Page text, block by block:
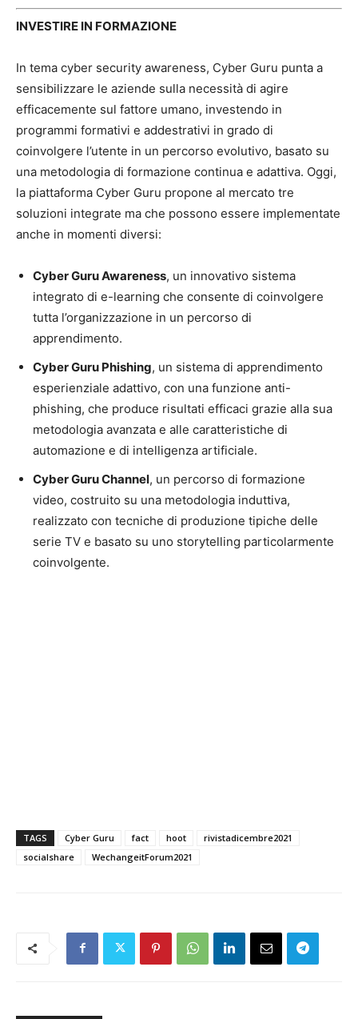
INVESTIRE IN FORMAZIONE
In tema cyber security awareness, Cyber Guru punta a
sensibilizzare le aziende sulla necessità di agire
efficacemente sul fattore umano, investendo in
programmi formativi e addestrativi in grado di
coinvolgere l’utente in un percorso evolutivo, basato su
una metodologia di formazione continua e adattiva. Oggi,
la piattaforma Cyber Guru propone al mercato tre
soluzioni integrate ma che possono essere implementate
anche in momenti diversi:
Cyber Guru Awareness, un innovativo sistema
integrato di e-learning che consente di coinvolgere
tutta l’organizzazione in un percorso di
apprendimento.
Cyber Guru Phishing, un sistema di apprendimento
esperienziale adattivo, con una funzione anti-
phishing, che produce risultati efficaci grazie alla sua
metodologia avanzata e alle caratteristiche di
automazione e di intelligenza artificiale.
Cyber Guru Channel, un percorso di formazione
video, costruito su una metodologia induttiva,
realizzato con tecniche di produzione tipiche delle
serie TV e basato su uno storytelling particolarmente
coinvolgente.
TAGS Cyber Guru fact hoot
rivistadicembre2021
socialshare
WechangeitForum2021